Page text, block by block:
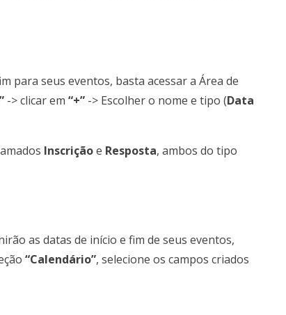
para seus eventos, basta acessar a Área de
-> clicar em “+” -> Escolher o nome e tipo (Data
Inscriçãoe Resposta, ambos do tipo
as datas de início e fim de seus eventos,
“Calendário”, selecione os campos criados